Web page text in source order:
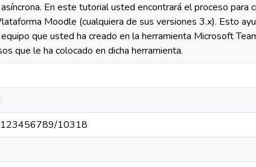
En este tutorial usted encontrará el proceso para
Moodle (cualquiera de sus versiones 3.x). Esto
que usted ha creado en la herramienta Microsoft
que le ha colocado en dicha herramienta.
123456789/10318